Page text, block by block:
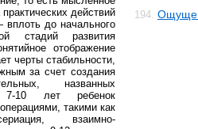
действий
до начального
стадий развития
отображение
черты стабильности,
за счет создания
названных
7-10 лет ребенок
такими как
взаимно-
194.